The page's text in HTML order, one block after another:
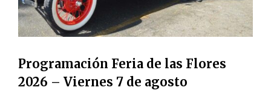
Programación Feria de las Flores
2026 – Viernes 7 de agosto